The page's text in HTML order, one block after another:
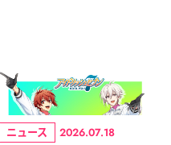
ニュース 2026.07.18